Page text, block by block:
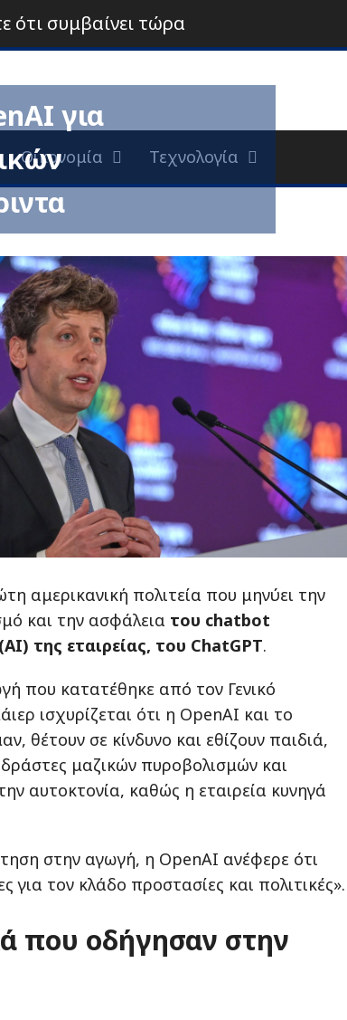
ότι συμβαίνει τώρα
Οικονομία Τεχνολογία
για
αμερικανική πολιτεία που μηνύει την
και την ασφάλεια του chatbot
της εταιρείας, του ChatGPT.
που κατατέθηκε από τον Γενικό
ισχυρίζεται ότι η OpenAI και το
θέτουν σε κίνδυνο και εθίζουν παιδιά,
μαζικών πυροβολισμών και
αυτοκτονία, καθώς η εταιρεία κυνηγά
στην αγωγή, η OpenAI ανέφερε ότι
για τον κλάδο προστασίες και πολιτικές».
που οδήγησαν στην